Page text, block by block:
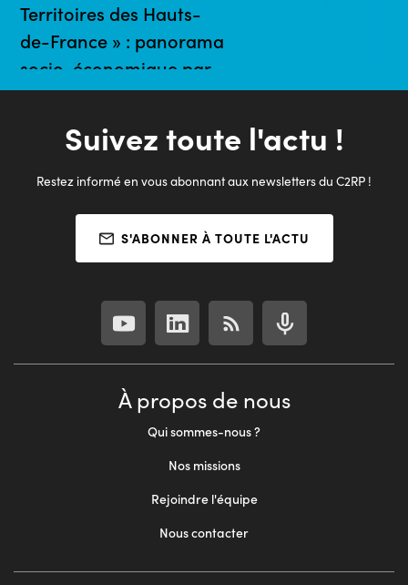
Territoires des Hauts-
de-France » : panorama
socio-économique par
arrondissement
Suivez toute l'actu !
Restez informé en vous abonnant aux newsletters du C2RP !
S'ABONNER À TOUTE L'ACTU
À propos de nous
Qui sommes-nous ?
Nos missions
Rejoindre l'équipe
Nous contacter